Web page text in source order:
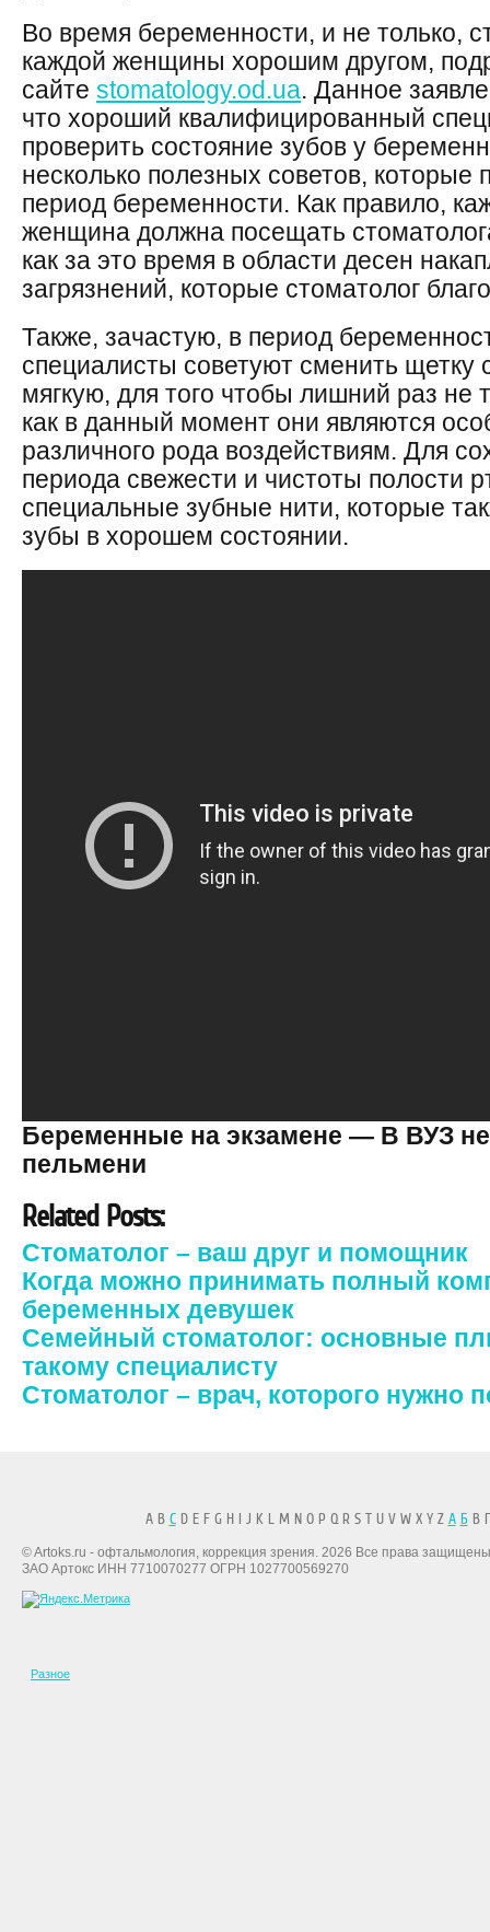
Во время беременности, и не только,
каждой женщины хорошим другом,
сайте stomatology.od.ua. Данное
что хороший квалифицированный
проверить состояние зубов у
несколько полезных советов, которые
период беременности. Как правило,
женщина должна посещать
как за это время в области десен
загрязнений, которые стоматолог
Также, зачастую, в период
специалисты советуют сменить щетку
мягкую, для того чтобы лишний раз не
как в данный момент они являются
различного рода воздействиям. Для
периода свежести и чистоты полости
специальные зубные нити, которые
зубы в хорошем состоянии.
Беременные на экзамене — В ВУЗ
пельмени
Related Posts:
Стоматолог – ваш друг и помощник
Когда можно принимать полный
беременных девушек
Семейный стоматолог: основные
такому специалисту
Стоматолог – врач, которого нужно
A B CD E F G H I J K L M N O P Q R S T U V W X Y Z А БВ
© Artoks.ru - офтальмология, коррекция зрения. 2026 Все права
ЗАО Артокс ИНН 7710070277 ОГРН 1027700569270
Разное